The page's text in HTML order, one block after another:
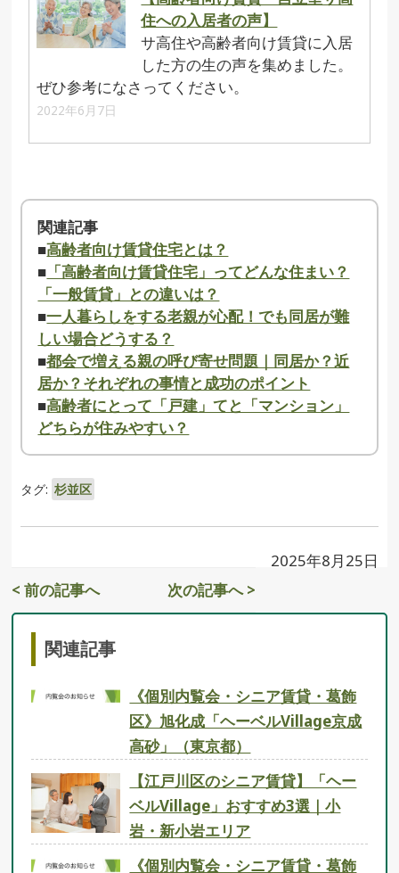
住への入居者の声】
サ高住や高齢者向け賃貸に入居
した方の生の声を集めました。
ぜひ参考になさってください。
2022年6月7日
関連記事
■高齢者向け賃貸住宅とは？
■ 「高齢者向け賃貸住宅」ってどんな住まい？
「一般賃貸」との違いは？
■一人暮らしをする老親が心配！でも同居が難
しい場合どうする？
■都会で増える親の呼び寄せ問題｜同居か？近
居か？それぞれの事情と成功のポイント
■高齢者にとって「戸建」てと「マンション」
どちらが住みやすい？
タグ: 杉並区
2025年8月25日
< 前の記事へ
次の記事へ >
関連記事
《個別内覧会・シニア賃貸・葛飾
区》旭化成「ヘーベルVillage京成
高砂」（東京都）
【江戸川区のシニア賃貸】「ヘー
ベルVillage」おすすめ3選｜小
岩・新小岩エリア
《個別内覧会・シニア賃貸・葛飾